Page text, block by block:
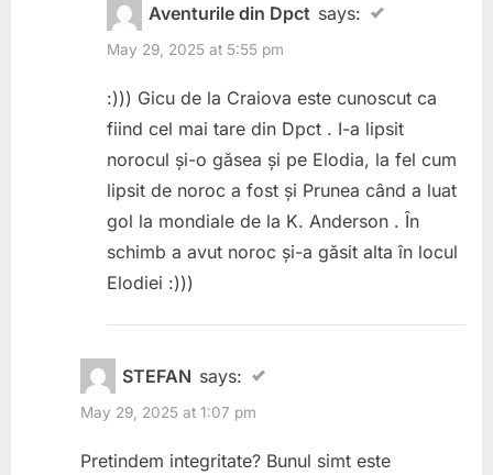
Aventurile din Dpct says:
May 29, 2025 at 5:55 pm
:))) Gicu de la Craiova este cunoscut ca
fiind cel mai tare din Dpct . I-a lipsit
norocul și-o găsea și pe Elodia, la fel cum
lipsit de noroc a fost și Prunea când a luat
gol la mondiale de la K. Anderson . În
schimb a avut noroc și-a găsit alta în locul
Elodiei :)))
STEFAN says:
May 29, 2025 at 1:07 pm
Pretindem integritate? Bunul simt este